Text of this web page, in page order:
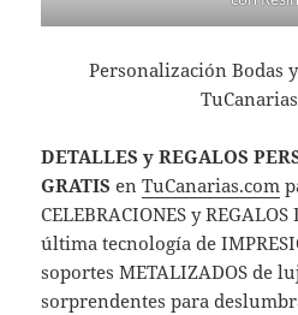
Personalización Bodas
DETALLES y REGALOS
GRATIS enTuCanarias.com
CELEBRACIONES y
última tecnología de
soportes METALIZADOS de
sorprendentes para